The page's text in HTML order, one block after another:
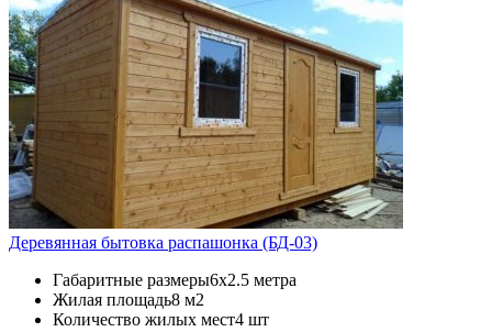
Деревянная бытовка распашонка (БД-03)
Габаритные размеры6х2.5 метра
Жилая площадь8 м2
Количество жилых мест4 шт